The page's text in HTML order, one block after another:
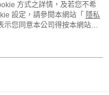
方式之詳情，及若您不希
設定，請參閱本網站「 隱私
示您同意本公司得按本網站使